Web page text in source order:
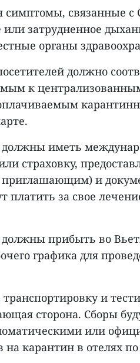
симптомы, связанные с
или затрудненное
органы
должно
к
должны иметь
страховку,
и
платить за свое
прибыть во
графика для
и
сторона. Сборы
или
на карантин в отелях